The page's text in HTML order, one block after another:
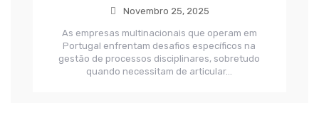
Novembro 25, 2025
As empresas multinacionais que operam em
Portugal enfrentam desafios específicos na
gestão de processos disciplinares, sobretudo
quando necessitam de articular...